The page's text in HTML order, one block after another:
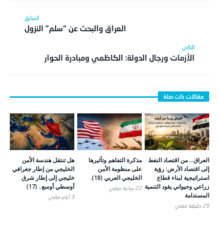
العراق والبحث عن “سلم” النزول
الأزمات ورجال الدولة: الكاظمي ومبادرة الحوار
العراق… من اقتصاد النفط
إلى اقتصاد الأرض: رؤية
استراتيجية لبناء قطاع
زراعي وحيواني يقود التنمية
المستدامة
29 دقيقة ‎مضي
مذكرة التفاهم وتأثيرها
على منظومة الأمن
الخليجي العربي (18).
22 ساعة ‎مضي
هل تنتقل هندسة الأمن
الخليجي من إطار جغرافي
خليجي إلى إطار شرق
أوسطي أوسع.. (17)
3 أيام ‎مضي